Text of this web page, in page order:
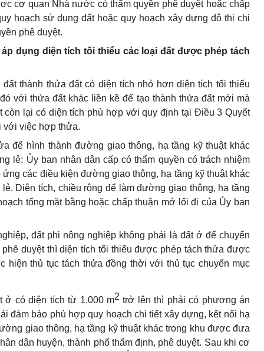
cơ quan Nhà nước có thẩm quyền phê duyệt hoặc chấp
hoạch sử dụng đất hoặc quy hoạch xây dựng đô thị chi
phê duyệt.
dụng diện tích tối thiểu các loại đất được phép tách
thành thửa đất có diện tích nhỏ hơn diện tích tối thiểu
với thửa đất khác liền kề để tạo thành thửa đất mới mà
lại có diện tích phù hợp với quy định tại Điều 3 Quyết
với việc hợp thửa.
để hình thành đường giao thông, hạ tầng kỹ thuật khác
lẻ: Ủy ban nhân dân cấp có thẩm quyền có trách nhiệm
các điều kiện đường giao thông, hạ tầng kỹ thuật khác
Diện tích, chiều rộng để làm đường giao thông, hạ tầng
tổng mặt bằng hoặc chấp thuận mở lối đi của Ủy ban
đất phi nông nghiệp không phải là đất ở để chuyển
duyệt thì diện tích tối thiểu được phép tách thửa được
hiện thủ tục tách thửa đồng thời với thủ tục chuyển mục
có diện tích từ 1.000 m2 trở lên thì phải có phương án
đảm bảo phù hợp quy hoạch chi tiết xây dựng, kết nối hạ
giao thông, hạ tầng kỹ thuật khác trong khu được đưa
dân huyện, thành phố thẩm định, phê duyệt. Sau khi cơ